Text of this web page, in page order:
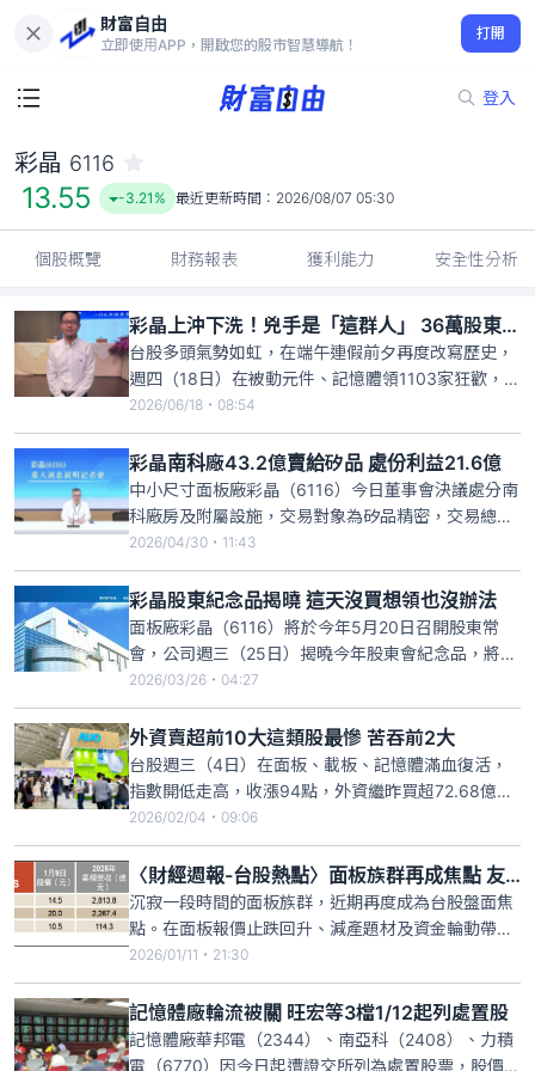
財富自由
立即使用APP，開啟您的股市智慧導航！
打開
登入
13.55
-3.21%
彩晶 6116
13.55 -3.21% 最近更新時間： 2026/08/07 05:30
個股概覽 財務報表 獲利能力 安全性分析
彩晶上沖下洗！兇手是「這群人」 36萬股東反撲收高
台股多頭氣勢如虹，在端午連假前夕再度改寫歷史，
週四（18日）在被動元件、記憶體領1103家狂歡，指
數終場上漲587點，收46465點，外資買超211.32億
元，不過，卻對擁有36萬股東的彩晶大開殺戒，一口
氣砍近8萬張，不僅外資倒貨，自營商也站在賣方，
受此衝擊，股價一度翻黑回測17.8元，所幸在投信與
2026/06/18・08:54
彩晶南科廠43.2億賣給矽品 處份利益21.6億
中小尺寸面板廠彩晶（6116）今日董事會決議處分南
科廠房及附屬設施，交易對象為矽品精密，交易總金
額43.2億元，預估可認列處分利益約21.6億元。彩晶
法務長邱博興表示，此次出售主要為提升資產使用效
率、強化財務結構，並挹注營運資金及未來發展動
能。
2026/04/30・11:43
彩晶股東紀念品揭曉 這天沒買想領也沒辦法
面板廠彩晶（6116）將於今年5月20日召開股東常
會，公司週三（25日）揭曉今年股東會紀念品，將發
送「50元商品卡」送給股東。關於紀念品領取條件方
面，彩晶表示，股東持股不限股數，均予發放紀念
品。另外要注意的是，獲得彩晶今年股東會紀念品的
最後買進日已在3月18日截止，未在此之前持股的投
資人，這次就算想
2026/03/26・04:27
外資賣超前10大這類股最慘 苦吞前2大
台股週三（4日）在面板、載板、記憶體滿血復活，
指數開低走高，收漲94點，外資繼昨買超72.68億
元，今再買超120.66億元，不過，卻反手調節電子，
其中又以面板最慘，彩晶與友達被砍近6萬張，苦吞
前2大，雖然外資大賣，但在內資力挺下，股價逆勢
走揚，彩晶收8.85元，上漲逾7%，而友達則以漲停
15.15
2026/02/04・09:06
〈財經週報-台股熱點〉面板族群再成焦點 友達、群創、彩晶高檔震盪分歧
沉寂一段時間的面板族群，近期再度成為台股盤面焦
點。在面板報價止跌回升、減產題材及資金輪動帶動
下，友達（2409）、群創（3481）與彩晶（6116）
過去一週股價如坐雲霄飛車，隨短線漲幅擴大，族群
已出現高檔震盪、走勢分歧情況，後市仍有賴基本面
實質改善支撐。
2026/01/11・21:30
記憶體廠輪流被關 旺宏等3檔1/12起列處置股
記憶體廠華邦電（2344）、南亞科（2408）、力積
電（6770）因今日起遭證交所列為處置股票，股價震